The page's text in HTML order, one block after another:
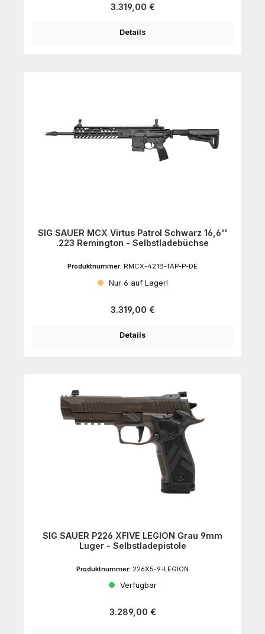
Regulärer Preis:
3.319,00 €
Details
SIG SAUER MCX Virtus Patrol Schwarz 16,6''
.223 Remington - Selbstladebüchse
Produktnummer: RMCX-421B-TAP-P-DE
Nur 6 auf Lager!
Regulärer Preis:
3.319,00 €
Details
SIG SAUER P226 XFIVE LEGION Grau 9mm
Luger - Selbstladepistole
Produktnummer: 226X5-9-LEGION
Verfügbar
Regulärer Preis:
3.289,00 €